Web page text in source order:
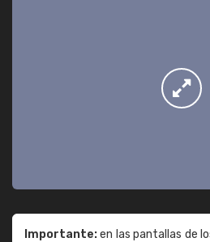
Importante:en las pantallas de